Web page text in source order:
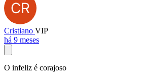
Cristiano VIP
há 9 meses
O infeliz é corajoso